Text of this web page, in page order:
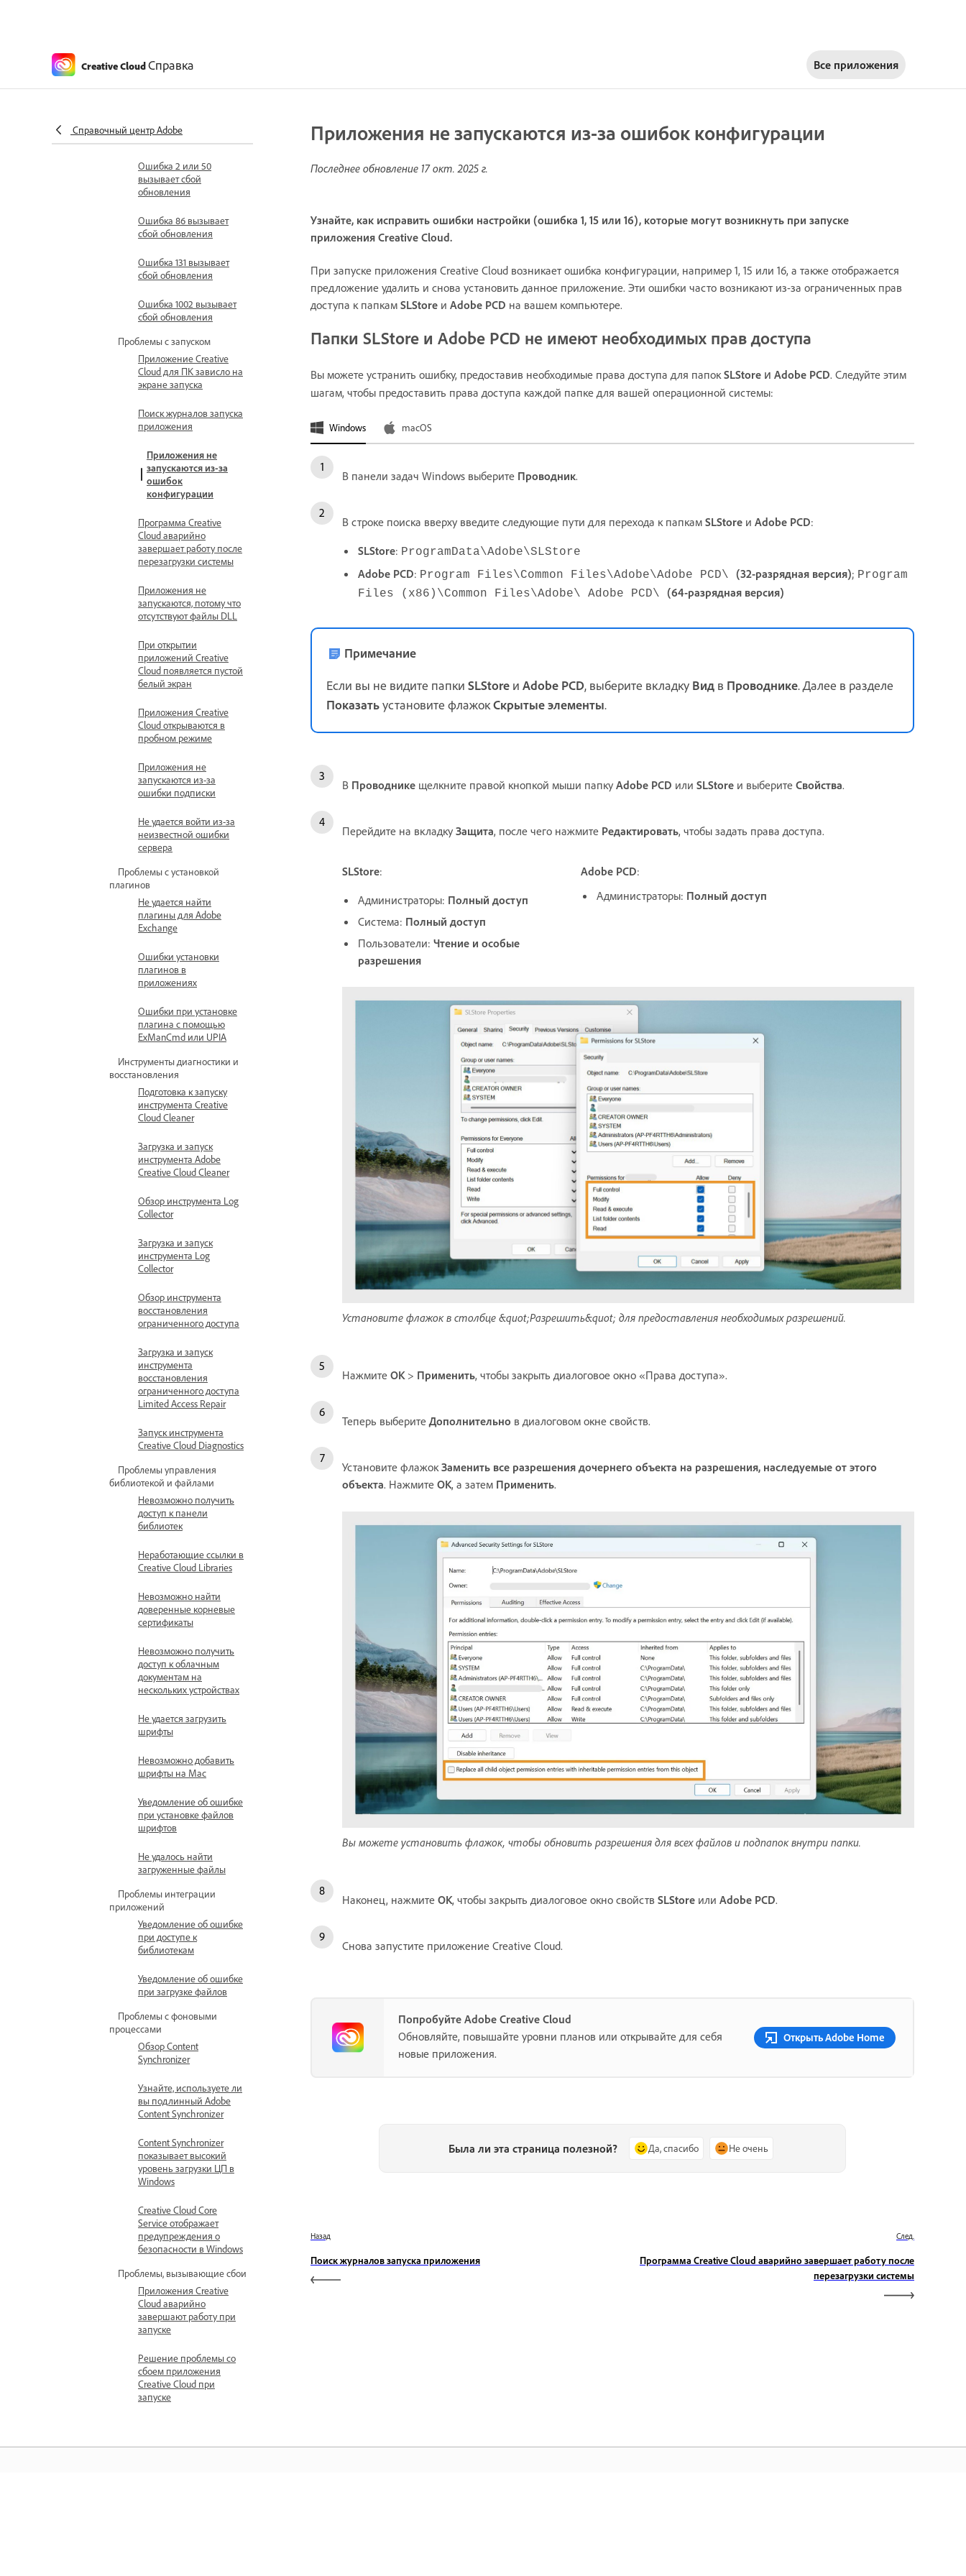
Creative CloudСправка Все приложения
Справочный центр Adobe
обновлениях
обновления
приложения
Ошибка 2 или 50
вызывает сбой
обновления
Ошибка 86 вызывает
сбой обновления
Ошибка 131 вызывает
сбой обновления
Ошибка 1002 вызывает
сбой обновления
Проблемы с запуском
Приложение Creative
Cloud для ПК зависло на
экране запуска
Поиск журналов запуска
приложения
Приложения не
запускаются из-за
ошибок
конфигурации
Программа Creative
Cloud аварийно
завершает работу после
перезагрузки системы
Приложения не
запускаются, потому что
отсутствуют файлы DLL
При открытии
приложений Creative
Cloud появляется пустой
белый экран
Приложения Creative
Cloud открываются в
пробном режиме
Приложения не
запускаются из-за
ошибки подписки
Не удается войти из-за
неизвестной ошибки
сервера
Проблемы с установкой
плагинов
Не удается найти
плагины для Adobe
Exchange
Ошибки установки
плагинов в
приложениях
Ошибки при установке
плагина с помощью
ExManCmd или UPIA
Инструменты диагностики и
восстановления
Подготовка к запуску
инструмента Creative
Cloud Cleaner
Загрузка и запуск
инструмента Adobe
Creative Cloud Cleaner
Обзор инструмента Log
Collector
Загрузка и запуск
инструмента Log
Collector
Обзор инструмента
восстановления
ограниченного доступа
Загрузка и запуск
инструмента
восстановления
ограниченного доступа
Limited Access Repair
Запуск инструмента
Creative Cloud Diagnostics
Проблемы управления
библиотекой и файлами
Невозможно получить
доступ к панели
библиотек
Неработающие ссылки в
Creative Cloud Libraries
Невозможно найти
доверенные корневые
сертификаты
Невозможно получить
доступ к облачным
документам на
нескольких устройствах
Не удается загрузить
шрифты
Невозможно добавить
шрифты на Mac
Уведомление об ошибке
при установке файлов
шрифтов
Не удалось найти
загруженные файлы
Проблемы интеграции
приложений
Уведомление об ошибке
при доступе к
библиотекам
Уведомление об ошибке
при загрузке файлов
Проблемы с фоновыми
процессами
Обзор Content
Synchronizer
Узнайте, используете ли
вы подлинный Adobe
Content Synchronizer
Content Synchronizer
показывает высокий
уровень загрузки ЦП в
Windows
Creative Cloud Core
Service отображает
предупреждения о
безопасности в Windows
Проблемы, вызывающие сбои
Приложения Creative
Cloud аварийно
завершают работу при
запуске
Решение проблемы со
сбоем приложения
Creative Cloud при
запуске
Приложения не запускаются из-за ошибок конфигурации
Последнее обновление 17 окт. 2025 г.
Узнайте, как исправить ошибки настройки (ошибка 1, 15 или 16), которые могут возникнуть при запуске
приложения Creative Cloud.
При запуске приложения Creative Cloud возникает ошибка конфигурации, например 1, 15 или 16, а также отображается
предложение удалить и снова установить данное приложение. Эти ошибки часто возникают из-за ограниченных прав
доступа к папкам SLStore и Adobe PCD на вашем компьютере.
Папки SLStore и Adobe PCD не имеют необходимых прав доступа
Вы можете устранить ошибку, предоставив необходимые права доступа для папокSLStore и Adobe PCD. Следуйте этим
шагам, чтобы предоставить права доступа каждой папке для вашей операционной системы:
Windows macOS
В панели задач Windows выберите Проводник.
В строке поиска вверху введите следующие пути для перехода к папкам SLStore и Adobe PCD:
SLStore: ProgramData\Adobe\SLStore
Adobe PCD: Program Files\Common Files\Adobe\Adobe PCD\ (32-разрядная версия); Program
Files (x86)\Common Files\Adobe\ Adobe PCD\ (64-разрядная версия)
Примечание
Если вы не видите папки SLStore и Adobe PCD, выберите вкладку Вид в Проводнике. Далее в разделе
Показатьустановите флажокСкрытыеэлементы.
В Проводнике щелкните правой кнопкой мыши папку Adobe PCD или SLStore и выберите Свойства.
Перейдите на вкладку Защита, после чего нажмите Редактировать, чтобы задать права доступа.
SLStore:
Администраторы: Полный доступ
Система: Полный доступ
Пользователи: Чтение и особые
разрешения
Adobe PCD:
Администраторы: Полный доступ
Установите флажок в столбце &quot;Разрешить&quot; для предоставления необходимых разрешений.
Нажмите OK> Применить, чтобы закрыть диалоговое окно «Права доступа».
Теперь выберитеДополнительно в диалоговом окне свойств.
Установите флажокЗаменить все разрешения дочернего объекта на разрешения, наследуемые от этого
объекта. Нажмите OK, а затем Применить.
Вы можете установить флажок, чтобы обновить разрешения для всех файлов и подпапок внутри папки.
Наконец, нажмите OK, чтобы закрыть диалоговое окно свойств SLStore или Adobe PCD.
Снова запустите приложение Creative Cloud.
Попробуйте Adobe Creative Cloud
Обновляйте, повышайте уровни планов или открывайте для себя
новые приложения.
Открыть Adobe Home
Была ли эта страница полезной? Да, спасибо Не очень
Назад
Поиск журналов запуска приложения
След.
Программа Creative Cloud аварийно завершает работу после
перезагрузки системы